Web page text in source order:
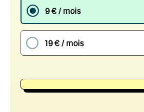
9 € / mois
19 € / mois